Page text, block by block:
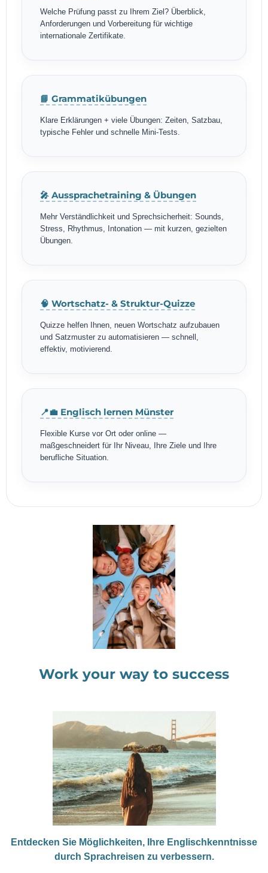
Welche Prüfung passt zu Ihrem Ziel? Überblick,
Anforderungen und Vorbereitung für wichtige
internationale Zertifikate.
📘 Grammatikübungen
Klare Erklärungen + viele Übungen: Zeiten, Satzbau,
typische Fehler und schnelle Mini-Tests.
🎤 Aussprachetraining & Übungen
Mehr Verständlichkeit und Sprechsicherheit: Sounds,
Stress, Rhythmus, Intonation — mit kurzen, gezielten
Übungen.
🧠 Wortschatz- & Struktur-Quizze
Quizze helfen Ihnen, neuen Wortschatz aufzubauen
und Satzmuster zu automatisieren — schnell,
effektiv, motivierend.
📍💼 Englisch lernen Münster
Flexible Kurse vor Ort oder online —
maßgeschneidert für Ihr Niveau, Ihre Ziele und Ihre
berufliche Situation.
Work your way to success
Entdecken Sie Möglichkeiten, Ihre Englischkenntnisse
durch Sprachreisen zu verbessern.